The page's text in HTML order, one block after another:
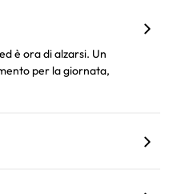
è ora di alzarsi. Un
per la giornata,